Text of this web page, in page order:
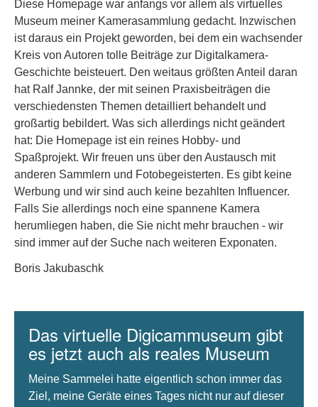
Diese Homepage war anfangs vor allem als virtuelles
Museum meiner Kamerasammlung gedacht. Inzwischen
ist daraus ein Projekt geworden, bei dem ein wachsender
Kreis von Autoren tolle Beiträge zur Digitalkamera-
Geschichte beisteuert. Den weitaus größten Anteil daran
hat Ralf Jannke, der mit seinen Praxisbeiträgen die
verschiedensten Themen detailliert behandelt und
großartig bebildert. Was sich allerdings nicht geändert
hat: Die Homepage ist ein reines Hobby- und
Spaßprojekt. Wir freuen uns über den Austausch mit
anderen Sammlern und Fotobegeisterten. Es gibt keine
Werbung und wir sind auch keine bezahlten Influencer.
Falls Sie allerdings noch eine spannene Kamera
herumliegen haben, die Sie nicht mehr brauchen - wir
sind immer auf der Suche nach weiteren Exponaten.
Boris Jakubaschk
Das virtuelle Digicammuseum gibt
es jetzt auch als reales Museum
Meine Sammelei hatte eigentlich schon immer das
Ziel, meine Geräte eines Tages nicht nur auf dieser